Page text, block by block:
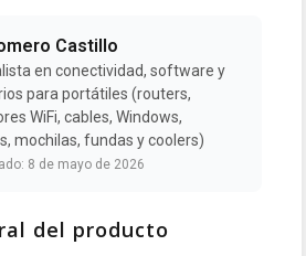
Castillo
en conectividad, software y
para portátiles (routers,
WiFi, cables, Windows,
mochilas, fundas y coolers)
8 de mayo de 2026
del producto